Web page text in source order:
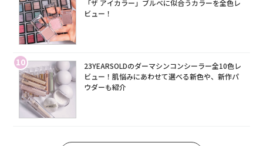
「ザ アイカラー」ブルベに似合うカラーを全色レ
ビュー！
10
23YEARSOLDのダーマシンコンシーラー全10色レ
ビュー！肌悩みにあわせて選べる新色や、新作パ
ウダーも紹介